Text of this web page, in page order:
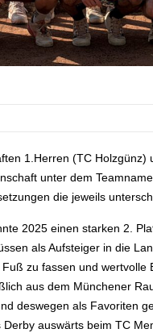
1.Herren (TC
unter dem
die jeweils
2025 einen starken 2.
als Aufsteiger in die
zu fassen und
aus dem Münchener
deswegen als Favoriten
auswärts beim TC